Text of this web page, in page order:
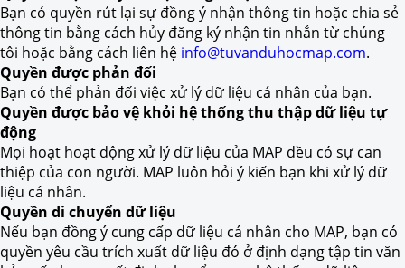
Bạn có quyền rút lại sự đồng ý nhận thông tin hoặc chia sẻ
thông tin bằng cách hủy đăng ký nhận tin nhắn từ chúng
tôi hoặc bằng cách liên hệ info@tuvanduhocmap.com.
Quyền được phản đối
Bạn có thể phản đối việc xử lý dữ liệu cá nhân của bạn.
Quyền được bảo vệ khỏi hệ thống thu thập dữ liệu tự
động
Mọi hoạt hoạt động xử lý dữ liệu của MAP đều có sự can
thiệp của con người. MAP luôn hỏi ý kiến bạn khi xử lý dữ
liệu cá nhân.
Quyền di chuyển dữ liệu
Nếu bạn đồng ý cung cấp dữ liệu cá nhân cho MAP, bạn có
quyền yêu cầu trích xuất dữ liệu đó ở định dạng tập tin văn